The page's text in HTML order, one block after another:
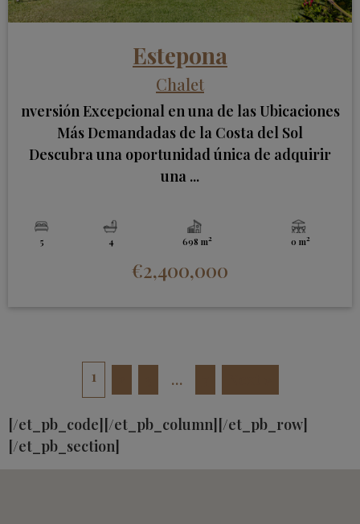
Estepona
Chalet
nversión Excepcional en una de las Ubicaciones
Más Demandadas de la Costa del Sol
Descubra una oportunidad única de adquirir
una ...
5 4 698 m2 0 m2
€2,400,000
1 …
[/et_pb_code][/et_pb_column][/et_pb_row]
[/et_pb_section]